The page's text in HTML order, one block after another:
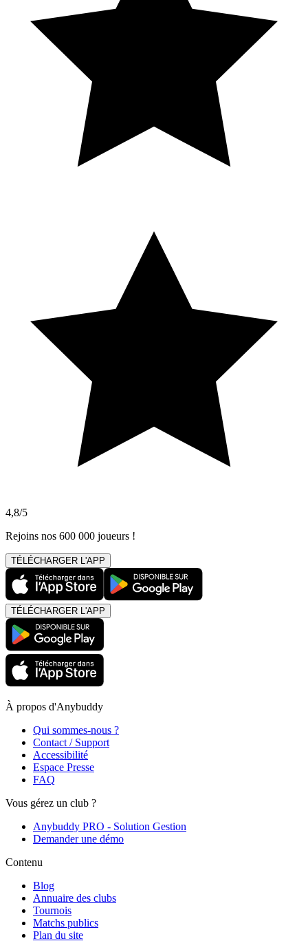
4,8/5
Rejoins nos 600 000 joueurs !
TÉLÉCHARGER L'APP
TÉLÉCHARGER L'APP
À propos d'Anybuddy
Qui sommes-nous ?
Contact / Support
Accessibilité
Espace Presse
FAQ
Vous gérez un club ?
Anybuddy PRO - Solution Gestion
Demander une démo
Contenu
Blog
Annuaire des clubs
Tournois
Matchs publics
Plan du site